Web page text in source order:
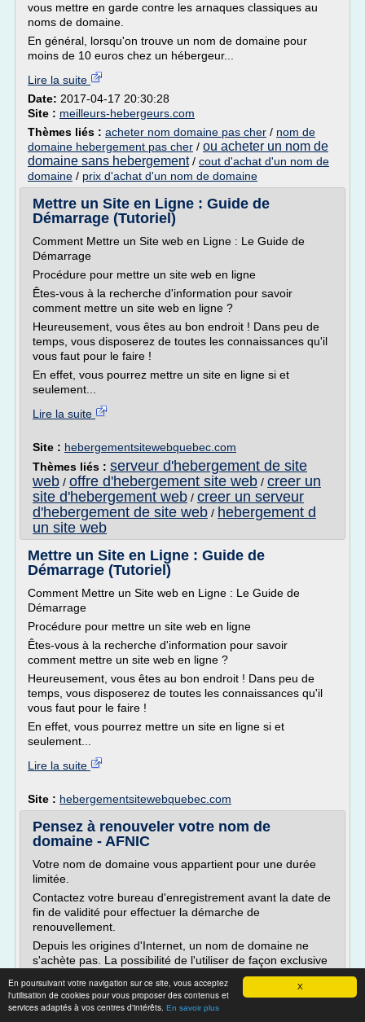
X
En poursuivant votre navigation sur ce site, vous acceptez
l'utilisation de cookies pour vous proposer des contenus et
services adaptés à vos centres d'intérêts. En savoir plus
vous mettre en garde contre les arnaques classiques au
noms de domaine.
En général, lorsqu'on trouve un nom de domaine pour
moins de 10 euros chez un hébergeur...
Lire la suite
Date: 2017-04-17 20:30:28
Site : meilleurs-hebergeurs.com
Thèmes liés : acheter nom domaine pas cher / nom de
domaine hebergement pas cher / ou acheter un nom de
domaine sans hebergement/ cout d'achat d'un nom de
domaine / prix d'achat d'un nom de domaine
Mettre un Site en Ligne : Guide de
Démarrage (Tutoriel)
Comment Mettre un Site web en Ligne : Le Guide de
Démarrage
Procédure pour mettre un site web en ligne
Êtes-vous à la recherche d'information pour savoir
comment mettre un site web en ligne ?
Heureusement, vous êtes au bon endroit ! Dans peu de
temps, vous disposerez de toutes les connaissances qu'il
vous faut pour le faire !
En effet, vous pourrez mettre un site en ligne si et
seulement...
Lire la suite
Site : hebergementsitewebquebec.com
Thèmes liés : serveur d'hebergement de site
web / offre d'hebergement site web / creer un
site d'hebergement web / creer un serveur
d'hebergement de site web / hebergement d
un site web
Mettre un Site en Ligne : Guide de
Démarrage (Tutoriel)
Comment Mettre un Site web en Ligne : Le Guide de
Démarrage
Procédure pour mettre un site web en ligne
Êtes-vous à la recherche d'information pour savoir
comment mettre un site web en ligne ?
Heureusement, vous êtes au bon endroit ! Dans peu de
temps, vous disposerez de toutes les connaissances qu'il
vous faut pour le faire !
En effet, vous pourrez mettre un site en ligne si et
seulement...
Lire la suite
Site : hebergementsitewebquebec.com
Pensez à renouveler votre nom de
domaine - AFNIC
Votre nom de domaine vous appartient pour une durée
limitée.
Contactez votre bureau d'enregistrement avant la date de
fin de validité pour effectuer la démarche de
renouvellement.
Depuis les origines d'Internet, un nom de domaine ne
s'achète pas. La possibilité de l'utiliser de façon exclusive
vous est attribuée pour une période déterminée. En
France, pour les domaines en .fr, en .re,...
Lire la suite